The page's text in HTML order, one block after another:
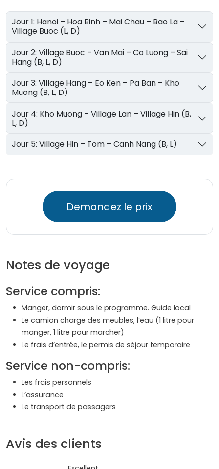
Jour 1: Hanoi – Hoa Binh – Mai Chau – Bao La –
Village Buoc (L, D)
Jour 2: Village Buoc – Van Mai – Co Luong – Sai
Hang (B, L, D)
Jour 3: Village Hang – Eo Ken – Pa Ban – Kho
Muong (B, L, D)
Jour 4: Kho Muong – Village Lan – Village Hin (B,
L, D)
Jour 5: Village Hin – Tom – Canh Nang (B, L)
Demandez le prix
Notes de voyage
Service compris:
Manger, dormir sous le programme. Guide local
Le camion charge des meubles, l’eau (1 litre pour
manger, 1 litre pour marcher)
Le frais d’entrée, le permis de séjour temporaire
Service non-compris:
Les frais personnels
L’assurance
Le transport de passagers
Avis des clients